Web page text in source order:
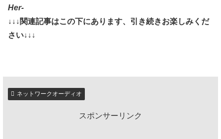
Her-
↓↓↓関連記事はこの下にあります、引き続きお楽しみくだ
さい↓↓↓
ネットワークオーディオ
スポンサーリンク